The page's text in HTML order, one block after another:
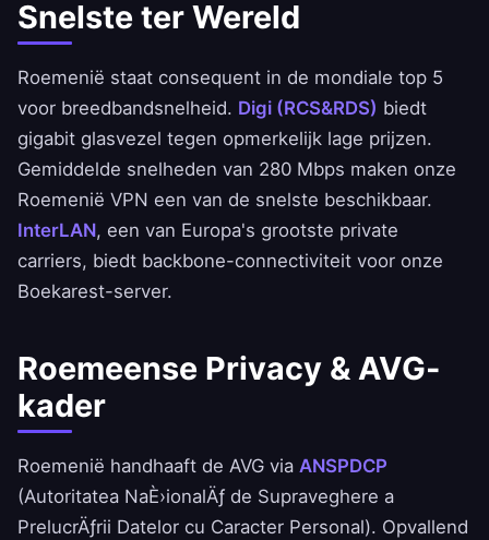
Snelste ter Wereld
Roemenië staat consequent in de mondiale top 5
voor breedbandsnelheid. Digi (RCS&RDS) biedt
gigabit glasvezel tegen opmerkelijk lage prijzen.
Gemiddelde snelheden van 280 Mbps maken onze
Roemenië VPN een van de snelste beschikbaar.
InterLAN, een van Europa's grootste private
carriers, biedt backbone-connectiviteit voor onze
Boekarest-server.
Roemeense Privacy & AVG-
kader
Roemenië handhaaft de AVG via ANSPDCP
(Autoritatea NaÈ›ionalÄƒ de Supraveghere a
PrelucrÄƒrii Datelor cu Caracter Personal). Opvallend